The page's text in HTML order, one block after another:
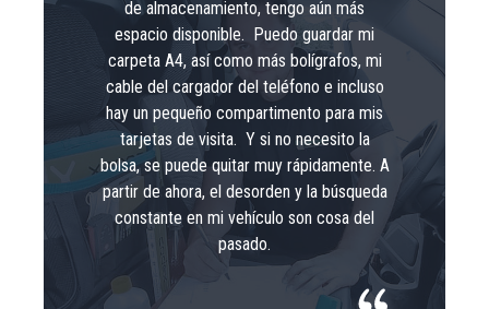
de almacenamiento, tengo aún más
espacio disponible. Puedo guardar mi
carpeta A4, así como más bolígrafos, mi
cable del cargador del teléfono e incluso
hay un pequeño compartimento para mis
tarjetas de visita. Y si no necesito la
bolsa, se puede quitar muy rápidamente. A
partir de ahora, el desorden y la búsqueda
constante en mi vehículo son cosa del
pasado.